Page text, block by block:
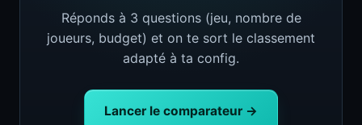
Réponds à 3 questions (jeu, nombre de
joueurs, budget) et on te sort le classement
adapté à ta config.
Lancer le comparateur →